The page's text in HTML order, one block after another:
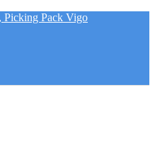
Pack Vigo